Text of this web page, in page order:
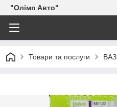
"Олімп Авто"
Товари та послуги ВАЗ